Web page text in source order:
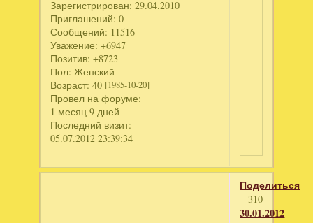
Зарегистрирован: 29.04.2010
Приглашений: 0
Сообщений: 11516
Уважение: +6947
Позитив: +8723
Пол: Женский
Возраст: 40 [1985-10-20]
Провел на форуме:
1 месяц 9 дней
Последний визит:
05.07.2012 23:39:34
Поделиться
310
30.01.2012